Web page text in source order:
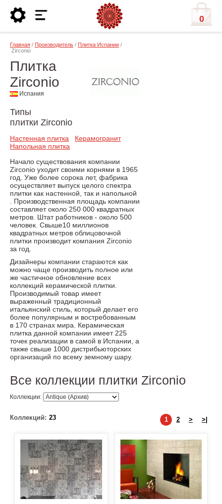
0
Главная / Производитель / Плитка Испании /
Zirconio
Плитка
Zirconio
Испания
Типы
плитки Zirconio
Настенная плитка
Керамогранит
Напольная плитка
Начало существования компании
Zirconio уходит своими корнями в 1965
год. Уже более сорока лет, фабрика
осуществляет выпуск целого спектра
плитки как настенной, так и напольной
. Производственная площадь компании
составляет около 250 000 квадратных
метров. Штат работников - около 500
человек. Свыше10 миллионов
квадратных метров облицовочной
плитки производит компания Zirconio
за год.
Дизайнеры компании стараются как
можно чаще производить полное или
же частичное обновление всех
коллекций керамической плитки.
Производимый товар имеет
выраженный традиционный
итальянский стиль, который делает его
более популярным и востребованным
в 170 странах мира. Керамическая
плитка данной компании имеет 225
точек реализации в самой в Испании, а
также свыше 1000 дистрибьюторских
организаций по всему земному шару.
Все коллекции плитки Zirconio
Коллекции:
Коллекций: 23 1 2 > >|